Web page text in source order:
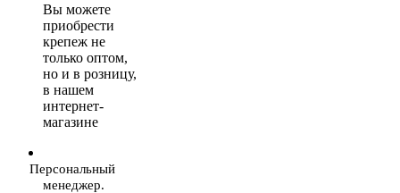
Вы можете
приобрести
крепеж не
только оптом,
но и в розницу,
в нашем
интернет-
магазине
Персональный
менеджер.